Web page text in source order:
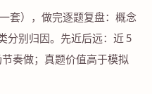
套），做完逐题复盘：概念
分别归因。先近后远：近 5
奏做；真题价值高于模拟